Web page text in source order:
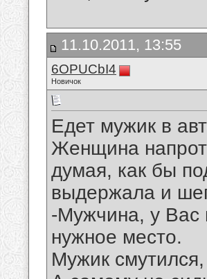
11.10.2011, 13:55
6OPUCbI4
Новичок
Едет мужик в
Женщина
думая, как бы
выдержала и
-Мужчина, у Вас
нужное место.
Мужик